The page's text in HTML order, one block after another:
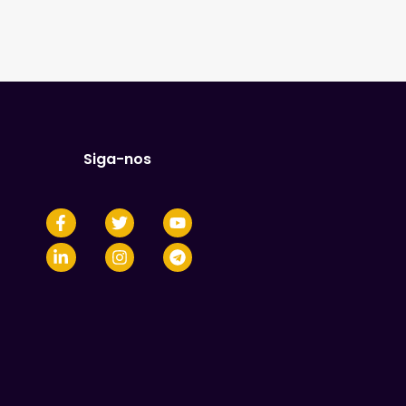
Siga-nos